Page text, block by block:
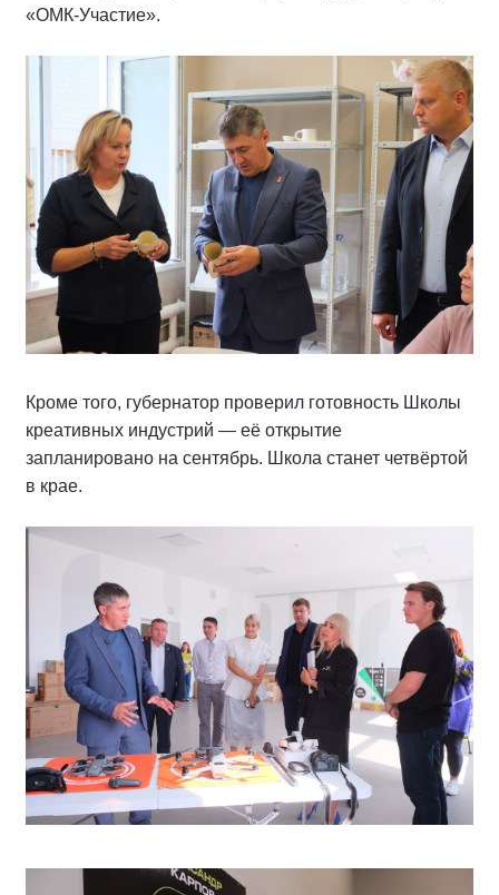
«ОМК-Участие».
Кроме того, губернатор проверил готовность Школы
креативных индустрий — её открытие
запланировано на сентябрь. Школа станет четвёртой
в крае.